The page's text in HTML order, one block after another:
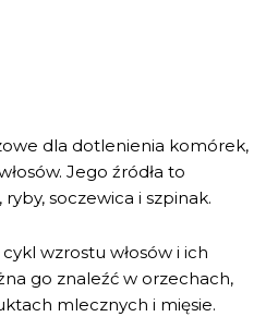
dla dotlenienia komórek,
Jego źródła to
soczewica i szpinak.
wzrostu włosów i ich
go znaleźć w orzechach,
mlecznych i mięsie.